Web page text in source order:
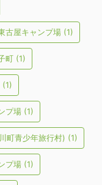
古屋キャンプ場 (1)
町 (1)
(1)
プ場 (1)
町青少年旅行村) (1)
プ場 (1)